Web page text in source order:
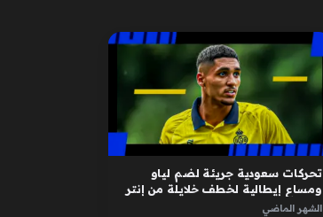
تحركات سعودية جريئة لضم لياو
ومساعٍ إيطالية لخطف خلايلة من إنتر
ميلان
الشهر الماضي